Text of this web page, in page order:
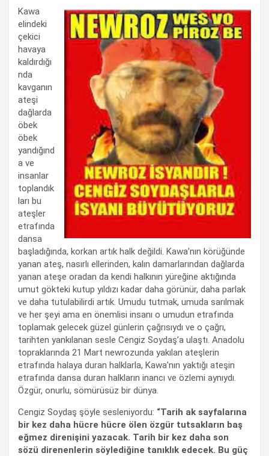
Kawa
elindeki
çekici
havaya
kaldırdığı
nda
kavganın
ateşi
dağlarda
öbek
öbek
yandığınd
a ve
insanlar
toplandık
ları bu
ateşler
etrafında
dansa
başladığında, korkan artık halk değildi. Kawa’nın körüğünde
yanan ateş, nasırlı ellerinden, kalın damarlarından dağlarda
yanan ateşe oradan da kendi halkının yüreğine aktığında
umut gökteki kutup yıldızı kadar daha görünür, daha parlak
ve daha tutulabilirdi artık. Umudu tutmak, umuda sarılmak
ve her şeyi ama en önemlisi insanı o umudun etrafında
toplamak gelecek güzel günlerin çağrısıydı ve o çağrı,
tarihten yankılanan sesle Cengiz Soydaş’a ulaştı. Anadolu
topraklarında 21 Mart newrozunda yakılan ateşlerin
etrafında halaya duran halklarla, Kawa’nın yaktığı ateşin
etrafında dansa duran halkların inancı ve özlemi aynıydı.
Özgür, onurlu, sömürüsüz bir dünya.
Cengiz Soydaş şöyle sesleniyordu: “Tarih ak sayfalarına
bir kez daha hücre hücre ölen özgür tutsakların baş
eğmez direnişini yazacak. Tarih bir kez daha son
sözü direnenlerin söylediğine tanıklık edecek. Bu güç